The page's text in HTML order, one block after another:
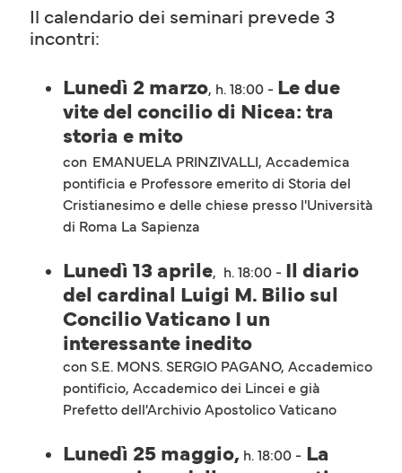
Il calendario dei seminari prevede 3
incontri:
Lunedì 2 marzo, h. 18:00 - Le due
vite del concilio di Nicea: tra
storia e mito
con EMANUELA PRINZIVALLI, Accademica
pontificia e Professore emerito di Storia del
Cristianesimo e delle chiese presso l'Università
di Roma La Sapienza
Lunedì 13 aprile, h. 18:00 - Il diario
del cardinal Luigi M. Bilio sul
Concilio Vaticano I un
interessante inedito
con S.E. MONS. SERGIO PAGANO, Accademico
pontificio, Accademico dei Lincei e già
Prefetto dell'Archivio Apostolico Vaticano
Lunedì 25 maggio, h. 18:00 - La